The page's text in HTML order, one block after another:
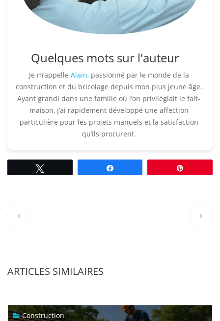
Quelques mots sur l'auteur
Je m’appelle Alain, passionné par le monde de la
construction et du bricolage depuis mon plus jeune âge.
Ayant grandi dans une famille où l’on privilégiait le fait-
maison, j’ai rapidement développé une affection
particulière pour les projets manuels et la satisfaction
qu’ils procurent.​
ARTICLES SIMILAIRES
Construction